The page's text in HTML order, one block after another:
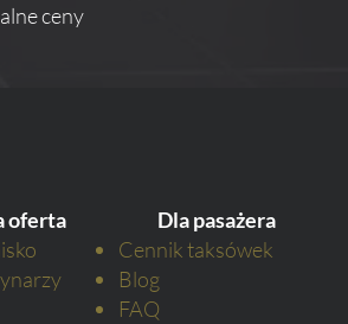
ceny
oferta
Dla pasażera
Cennik taksówek
Blog
FAQ